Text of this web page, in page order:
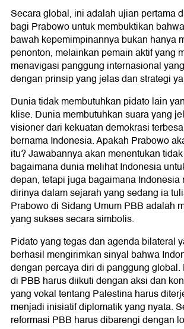
Secara global, ini adalah ujian pertama
bagi Prabowo untuk membuktikan
bawah kepemimpinannya bukan hanya
penonton, melainkan pemain aktif yang
menavigasi panggung internasional
dengan prinsip yang jelas dan strategi
Dunia tidak membutuhkan pidato lain
klise. Dunia membutuhkan suara yang
visioner dari kekuatan demokrasi
bernama Indonesia. Apakah Prabowo
itu? Jawabannya akan menentukan
bagaimana dunia melihat Indonesia
depan, tetapi juga bagaimana Indonesia
dirinya dalam sejarah yang sedang ia
Prabowo di Sidang Umum PBB adalah
yang sukses secara simbolis.
Pidato yang tegas dan agenda bilateral
berhasil mengirimkan sinyal bahwa
dengan percaya diri di panggung global.
di PBB harus diikuti dengan aksi dan
yang vokal tentang Palestina harus
menjadi inisiatif diplomatik yang nyata.
reformasi PBB harus dibarengi dengan